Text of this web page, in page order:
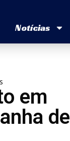
Notícias
em
de